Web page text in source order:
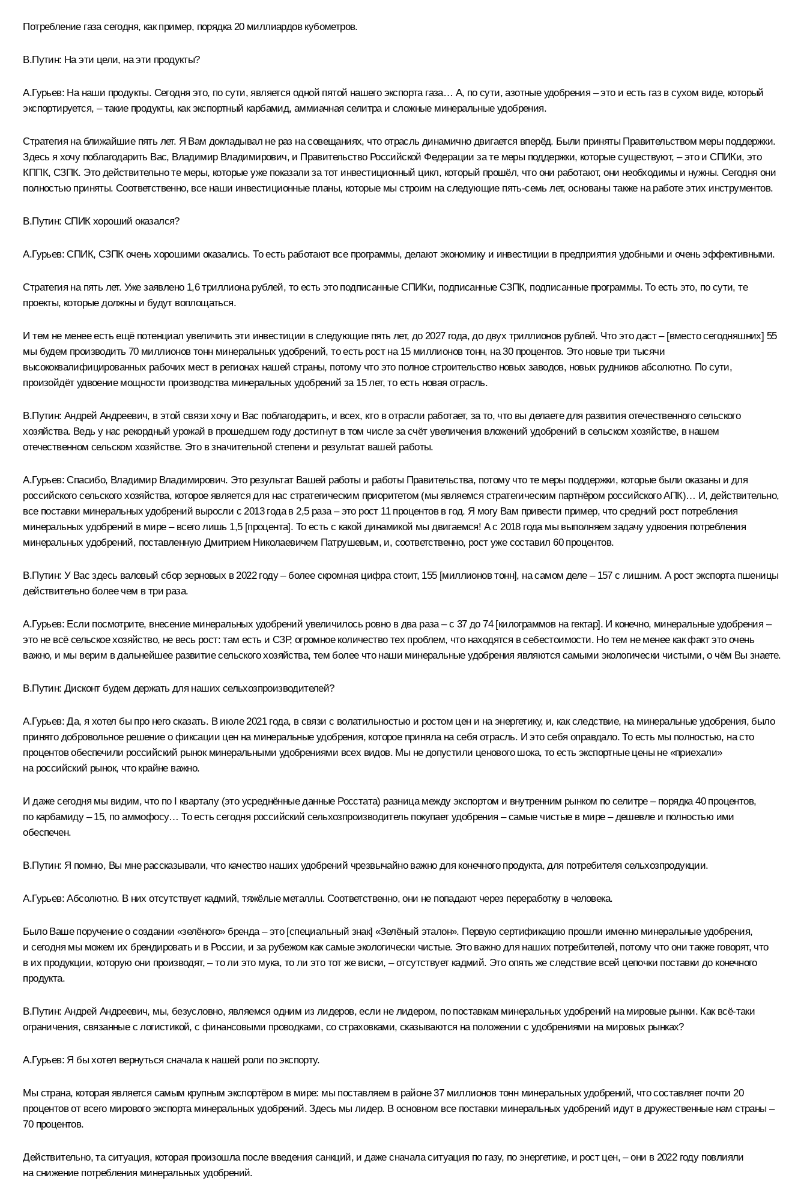
Потребление газа сегодня, как пример, порядка 20 миллиардов кубометров.
В.Путин: На эти цели, на эти продукты?
А.Гурьев: На наши продукты. Сегодня это, по сути, является одной пятой нашего экспорта газа… А, по сути, азотные удобрения – это и есть газ в сухом виде, который
экспортируется, – такие продукты, как экспортный карбамид, аммиачная селитра и сложные минеральные удобрения.
Стратегия на ближайшие пять лет. Я Вам докладывал не раз на совещаниях, что отрасль динамично двигается вперёд. Были приняты Правительством меры поддержки.
Здесь я хочу поблагодарить Вас, Владимир Владимирович, и Правительство Российской Федерации за те меры поддержки, которые существуют, – это и СПИКи, это
КППК, СЗПК. Это действительно те меры, которые уже показали за тот инвестиционный цикл, который прошёл, что они работают, они необходимы и нужны. Сегодня они
полностью приняты. Соответственно, все наши инвестиционные планы, которые мы строим на следующие пять-семь лет, основаны также на работе этих инструментов.
В.Путин: СПИК хороший оказался?
А.Гурьев: СПИК, СЗПК очень хорошими оказались. То есть работают все программы, делают экономику и инвестиции в предприятия удобными и очень эффективными.
Стратегия на пять лет. Уже заявлено 1,6 триллиона рублей, то есть это подписанные СПИКи, подписанные СЗПК, подписанные программы. То есть это, по сути, те
проекты, которые должны и будут воплощаться.
И тем не менее есть ещё потенциал увеличить эти инвестиции в следующие пять лет, до 2027 года, до двух триллионов рублей. Что это даст – [вместо сегодняшних] 55
мы будем производить 70 миллионов тонн минеральных удобрений, то есть рост на 15 миллионов тонн, на 30 процентов. Это новые три тысячи
высококвалифицированных рабочих мест в регионах нашей страны, потому что это полное строительство новых заводов, новых рудников абсолютно. По сути,
произойдёт удвоение мощности производства минеральных удобрений за 15 лет, то есть новая отрасль.
В.Путин: Андрей Андреевич, в этой связи хочу и Вас поблагодарить, и всех, кто в отрасли работает, за то, что вы делаете для развития отечественного сельского
хозяйства. Ведь у нас рекордный урожай в прошедшем году достигнут в том числе за счёт увеличения вложений удобрений в сельском хозяйстве, в нашем
отечественном сельском хозяйстве. Это в значительной степени и результат вашей работы.
А.Гурьев: Спасибо, Владимир Владимирович. Это результат Вашей работы и работы Правительства, потому что те меры поддержки, которые были оказаны и для
российского сельского хозяйства, которое является для нас стратегическим приоритетом (мы являемся стратегическим партнёром российского АПК)… И, действительно,
все поставки минеральных удобрений выросли с 2013 года в 2,5 раза – это рост 11 процентов в год. Я могу Вам привести пример, что средний рост потребления
минеральных удобрений в мире – всего лишь 1,5 [процента]. То есть с какой динамикой мы двигаемся! А с 2018 года мы выполняем задачу удвоения потребления
минеральных удобрений, поставленную Дмитрием Николаевичем Патрушевым, и, соответственно, рост уже составил 60 процентов.
В.Путин: У Вас здесь валовый сбор зерновых в 2022 году – более скромная цифра стоит, 155 [миллионов тонн], на самом деле – 157 с лишним. А рост экспорта пшеницы
действительно более чем в три раза.
А.Гурьев: Если посмотрите, внесение минеральных удобрений увеличилось ровно в два раза – с 37 до 74 [килограммов на гектар]. И конечно, минеральные удобрения –
это не всё сельское хозяйство, не весь рост: там есть и СЗР, огромное количество тех проблем, что находятся в себестоимости. Но тем не менее как факт это очень
важно, и мы верим в дальнейшее развитие сельского хозяйства, тем более что наши минеральные удобрения являются самыми экологически чистыми, о чём Вы знаете.
В.Путин: Дисконт будем держать для наших сельхозпроизводителей?
А.Гурьев: Да, я хотел бы про него сказать. В июле 2021 года, в связи с волатильностью и ростом цен и на энергетику, и, как следствие, на минеральные удобрения, было
принято добровольное решение о фиксации цен на минеральные удобрения, которое приняла на себя отрасль. И это себя оправдало. То есть мы полностью, на сто
процентов обеспечили российский рынок минеральными удобрениями всех видов. Мы не допустили ценового шока, то есть экспортные цены не «приехали»
на российский рынок, что крайне важно.
И даже сегодня мы видим, что по I кварталу (это усреднённые данные Росстата) разница между экспортом и внутренним рынком по селитре – порядка 40 процентов,
по карбамиду – 15, по аммофосу… То есть сегодня российский сельхозпроизводитель покупает удобрения – самые чистые в мире – дешевле и полностью ими
обеспечен.
В.Путин: Я помню, Вы мне рассказывали, что качество наших удобрений чрезвычайно важно для конечного продукта, для потребителя сельхозпродукции.
А.Гурьев: Абсолютно. В них отсутствует кадмий, тяжёлые металлы. Соответственно, они не попадают через переработку в человека.
Было Ваше поручение о создании «зелёного» бренда – это [специальный знак] «Зелёный эталон». Первую сертификацию прошли именно минеральные удобрения,
и сегодня мы можем их брендировать и в России, и за рубежом как самые экологически чистые. Это важно для наших потребителей, потому что они также говорят, что
в их продукции, которую они производят, – то ли это мука, то ли это тот же виски, – отсутствует кадмий. Это опять же следствие всей цепочки поставки до конечного
продукта.
В.Путин: Андрей Андреевич, мы, безусловно, являемся одним из лидеров, если не лидером, по поставкам минеральных удобрений на мировые рынки. Как всё-таки
ограничения, связанные с логистикой, с финансовыми проводками, со страховками, сказываются на положении с удобрениями на мировых рынках?
А.Гурьев: Я бы хотел вернуться сначала к нашей роли по экспорту.
Мы страна, которая является самым крупным экспортёром в мире: мы поставляем в районе 37 миллионов тонн минеральных удобрений, что составляет почти 20
процентов от всего мирового экспорта минеральных удобрений. Здесь мы лидер. В основном все поставки минеральных удобрений идут в дружественные нам страны –
70 процентов.
Действительно, та ситуация, которая произошла после введения санкций, и даже сначала ситуация по газу, по энергетике, и рост цен, – они в 2022 году повлияли
на снижение потребления минеральных удобрений.